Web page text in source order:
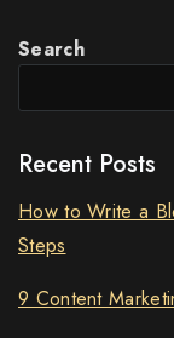
Search
Recent Posts
How to Write a
Steps
9 Content